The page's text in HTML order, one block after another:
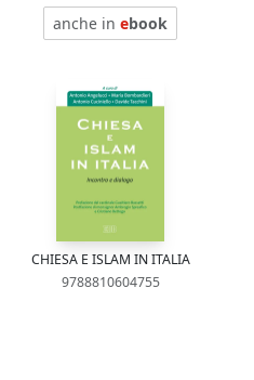
anche in ebook
CHIESA E ISLAM IN ITALIA
9788810604755